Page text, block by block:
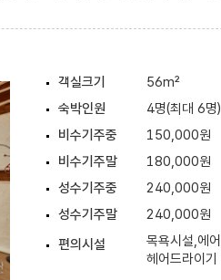
객실크기
56m²
숙박인원
4명(최대 6명)
비수기주중
150,000원
비수기주말
180,000원
성수기주중
240,000원
성수기주말
240,000원
편의시설
목욕시설,에
헤어드라이기